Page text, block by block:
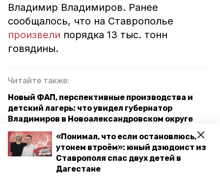
«Понимал, что если остановлюсь,
утонем втроём»: юный дзюдоист из
Ставрополя спас двух детей в
Дагестане
Владимир Владимиров. Ранее
сообщалось, что на Ставрополье
произвели порядка 13 тыс. тонн
говядины.
Читайте также:
Новый ФАП, перспективные производства и
детский лагерь: что увидел губернатор
Владимиров в Новоалександровском округе
Губернатор Ставрополья предложил лучшую
реализацию идеи федерального центра —
политолог